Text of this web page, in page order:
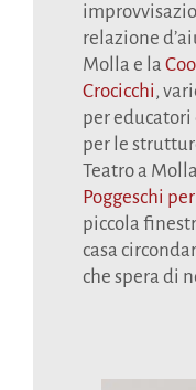
relazione
Molla e la
Crocicchi,
per educatori
per le
Teatro a
Poggeschi
piccola
casa
che spera di